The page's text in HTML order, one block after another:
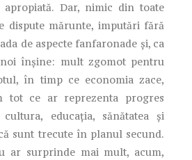
Dar, nimic din toate
dispute mărunte, imputări fără
de aspecte fanfaronade și, ca
înșine: mult zgomot pentru
în timp ce economia zace,
tot ce ar reprezenta progres
educația, sănătatea și
sunt trecute în planul secund.
ar surprinde mai mult, acum,